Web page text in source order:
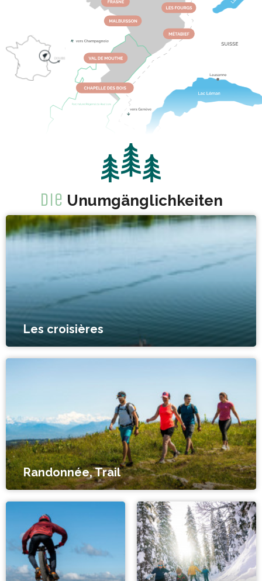
Die Unumgänglichkeiten
Les croisières
Randonnée, Trail